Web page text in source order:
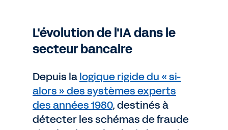
L'évolution de l'IA dans le
secteur bancaire
Depuis lalogique rigide du « si-
alors » des systèmes experts
des années 1980, destinés à
détecter les schémas de fraude